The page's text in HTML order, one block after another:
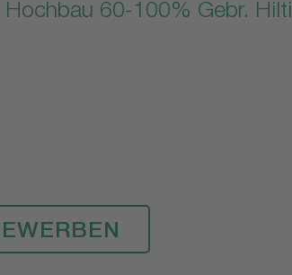
60-100% Gebr. Hilti